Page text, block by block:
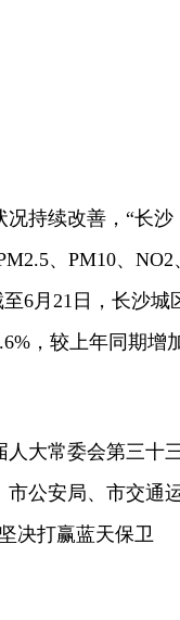
持续改善，“长沙
、PM10、NO2
6月21日，长沙城
，较上年同期增
大常委会第三十
市公安局、市交通
决打赢蓝天保卫